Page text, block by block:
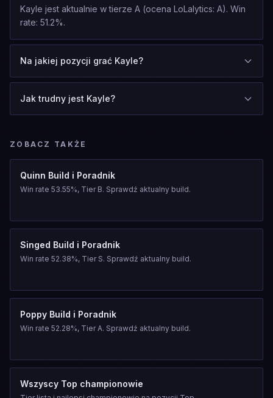
Kayle jest aktualnie w tierze A (ocena LoLalytics: A). Win
rate: 51.2%.
Na jakiej pozycji grać Kayle?
Jak trudny jest Kayle?
ZOBACZ TAKŻE
Quinn Build i Poradnik
Win rate 53.55%, Tier B. Sprawdź aktualny build.
Singed Build i Poradnik
Win rate 52.38%, Tier S. Sprawdź aktualny build.
Poppy Build i Poradnik
Win rate 52.28%, Tier A. Sprawdź aktualny build.
Wszyscy Top championowie